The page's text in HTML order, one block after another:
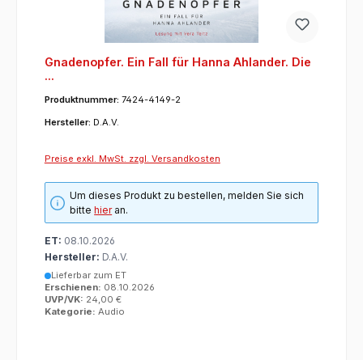
Gnadenopfer. Ein Fall für Hanna Ahlander. Die
...
Produktnummer: 7424-4149-2
Hersteller: D.A.V.
Preise exkl. MwSt. zzgl. Versandkosten
Um dieses Produkt zu bestellen, melden Sie sich
bittehieran.
ET: 08.10.2026
Hersteller: D.A.V.
Lieferbar zum ET
Erschienen: 08.10.2026
UVP/VK: 24,00 €
Kategorie: Audio